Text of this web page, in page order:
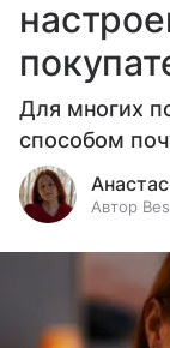
Для многих
способом
Автор